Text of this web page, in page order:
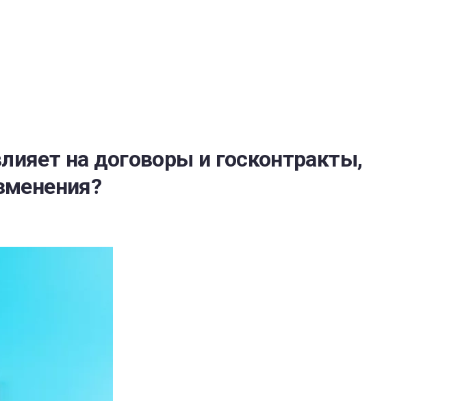
на договоры и госконтракты,